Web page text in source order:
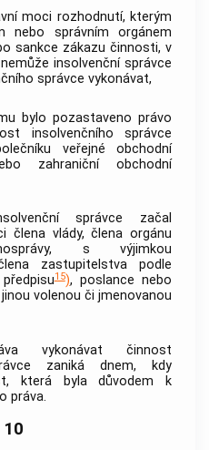
moci rozhodnutí, kterým
nebo správním orgánem
sankce zákazu činnosti, v
nemůžeinsolvenční správce
správce vykonávat,
bylo pozastaveno právo
insolvenčního správce
veřejné obchodní
zahraniční obchodní
správce začal
člena vlády, člena orgánu
s výjimkou
zastupitelstva podle
15), poslance nebo
volenou či jmenovanou
vykonávat činnost
zaniká dnem, kdy
která byla důvodem k
práva.
10